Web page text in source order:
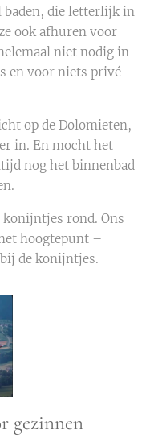
baden, die letterlijk in
ook afhuren voor
niet nodig in
en voor niets privé
op de Dolomieten,
in. En mocht het
nog het binnenbad
rond. Ons
hoogtepunt –
de konijntjes.
gezinnen